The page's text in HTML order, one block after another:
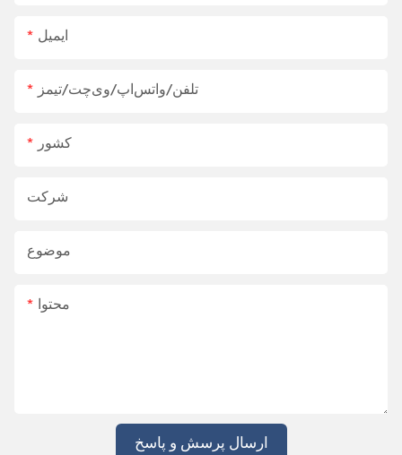
ایمیل
تلفن/واتس‌اپ/وی‌چت/تیمز
کشور
شرکت
موضوع
محتوا
ارسال پرسش و پاسخ